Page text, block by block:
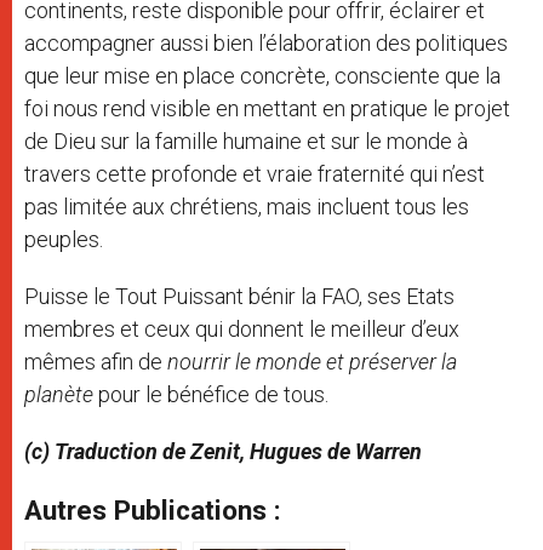
continents, reste disponible pour offrir, éclairer et
accompagner aussi bien l’élaboration des politiques
que leur mise en place concrète, consciente que la
foi nous rend visible en mettant en pratique le projet
de Dieu sur la famille humaine et sur le monde à
travers cette profonde et vraie fraternité qui n’est
pas limitée aux chrétiens, mais incluent tous les
peuples.
Puisse le Tout Puissant bénir la FAO, ses Etats
membres et ceux qui donnent le meilleur d’eux
mêmes afin de nourrir le monde et préserver la
planètepour le bénéfice de tous.
(c) Traduction de Zenit, Hugues de Warren
Autres Publications :